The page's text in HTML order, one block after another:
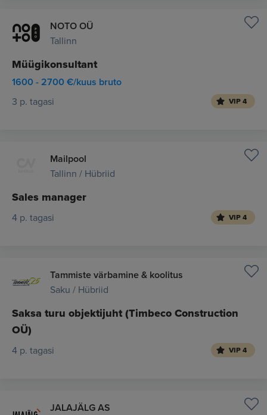
NOTO OÜ
Tallinn
Müügikonsultant
1600 - 2700 €/kuus bruto
3 p. tagasi VIP 4
Mailpool
Tallinn / Hübriid
Sales manager
4 p. tagasi VIP 4
Tammiste värbamine & koolitus
Saku / Hübriid
Saksa turu objektijuht (Timbeco Construction
OÜ)
4 p. tagasi VIP 4
JALAJÄLG AS